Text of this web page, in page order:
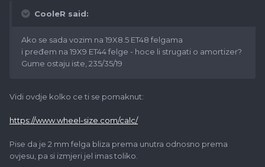
CooleR said:
Ako se sada vozim na 19X8.5 ET48 felgama
i pređem na 19X9 ET44 felge - hoce li strugati o amortizer?
Gume ostaju iste, 235/35/19
Vidi ovdje kolko ce ti se pomaknut:
https://www.wheel-size.com/calc/
Pise da je 2 mm felga bliza prema unutra odnosno prema
ovjesu, pa si izmjeri jel imas toliko.